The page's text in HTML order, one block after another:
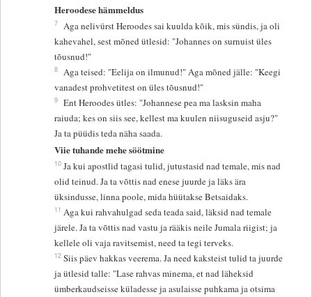
Heroodese hämmeldus
7 Aga nelivürst Heroodes sai kuulda kõik, mis sündis, ja oli
kahevahel, sest mõned ütlesid: "Johannes on surnuist üles
tõusnud!"
8 Aga teised: "Eelija on ilmunud!" Aga mõned jälle: "Keegi
vanadest prohvetitest on üles tõusnud!"
9 Ent Heroodes ütles: "Johannese pea ma lasksin maha
raiuda; kes on siis see, kellest ma kuulen niisuguseid asju?"
Ja ta püüdis teda näha saada.
Viie tuhande mehe söötmine
10 Ja kui apostlid tagasi tulid, jutustasid nad temale, mis nad
olid teinud. Ja ta võttis nad enese juurde ja läks ära
üksindusse, linna poole, mida hüütakse Betsaidaks.
11 Aga kui rahvahulgad seda teada said, läksid nad temale
järele. Ja ta võttis nad vastu ja rääkis neile Jumala riigist; ja
kellele oli vaja ravitsemist, need ta tegi terveks.
12 Siis päev hakkas veerema. Ja need kaksteist tulid ta juurde
ja ütlesid talle: "Lase rahvas minema, et nad läheksid
ümberkaudseisse küladesse ja asulaisse puhkama ja otsima